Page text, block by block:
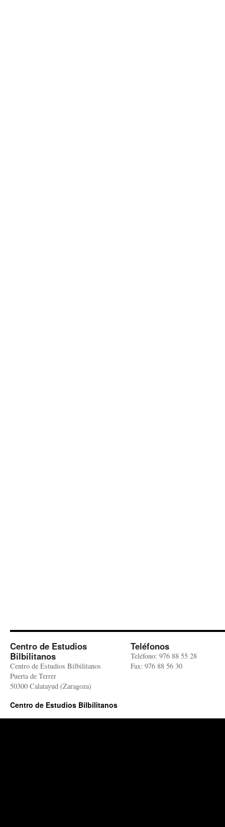
Centro de Estudios
Bilbilitanos
Centro de Estudios Bilbilitanos
Puerta de Terrer
50300 Calatayud (Zaragoza)
Teléfonos
Teléfono: 976 88 55 28
Fax: 976 88 56 30
Centro de Estudios Bilbilitanos